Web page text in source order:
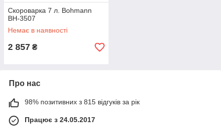
Скороварка 7 л. Bohmann
BH-3507
Немає в наявності
2 857 ₴
Про нас
98% позитивних з 815 відгуків за рік
Працює з 24.05.2017